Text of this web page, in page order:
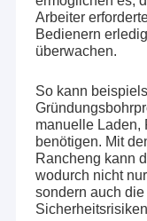
Arbeiter
Bedienern
überwachen.
So kann
manuelle Laden,
benötigen. Mit
Rancheng kann
wodurch nicht
sondern auch